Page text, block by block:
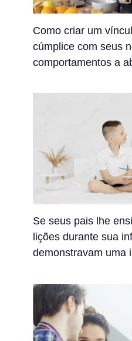
Como criar um
cúmplice com seus
comportamentos a
Se seus pais lhe
lições durante sua
demonstravam uma